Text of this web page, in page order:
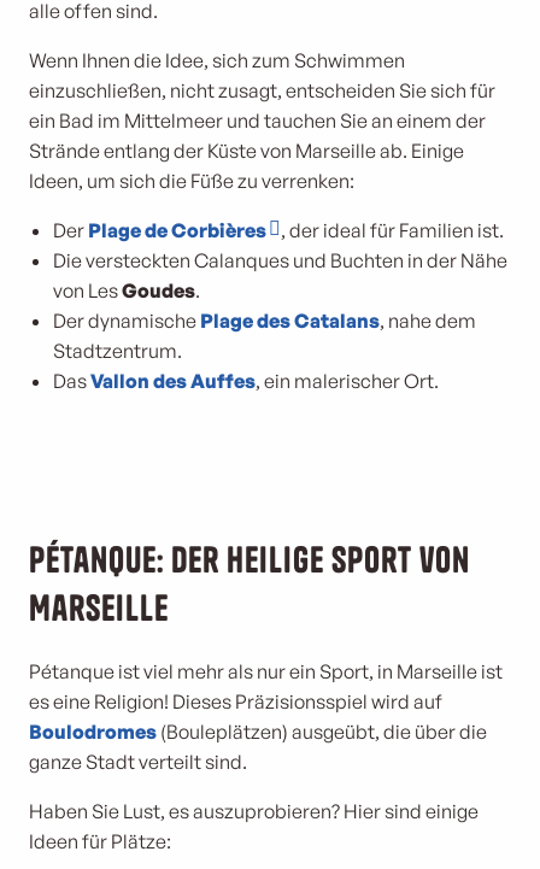
alle offen sind.
Wenn Ihnen die Idee, sich zum Schwimmen
einzuschließen, nicht zusagt, entscheiden Sie sich für
ein Bad im Mittelmeer und tauchen Sie an einem der
Strände entlang der Küste von Marseille ab. Einige
Ideen, um sich die Füße zu verrenken:
Der Plage de Corbières
, der ideal für Familien ist.
Die versteckten Calanques und Buchten in der Nähe
von LesGoudes.
Der dynamische Plage des Catalans, nahe dem
Stadtzentrum.
DasVallon des Auffes, ein malerischer Ort.
Pétanque: der heilige Sport von
Marseille
Pétanque ist viel mehr als nur ein Sport, in Marseille ist
es eine Religion! Dieses Präzisionsspiel wird auf
Boulodromes (Bouleplätzen) ausgeübt, die über die
ganze Stadt verteilt sind.
Haben Sie Lust, es auszuprobieren? Hier sind einige
Ideen für Plätze: